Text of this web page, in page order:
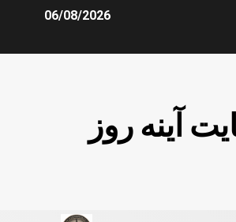
06/08/2026
آینه روز